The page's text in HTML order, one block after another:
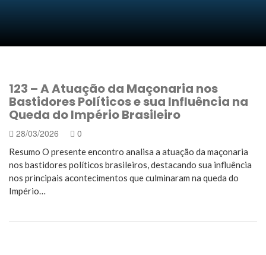
123 – A Atuação da Maçonaria nos
Bastidores Políticos e sua Influência na
Queda do Império Brasileiro
28/03/2026 0
Resumo O presente encontro analisa a atuação da maçonaria
nos bastidores políticos brasileiros, destacando sua influência
nos principais acontecimentos que culminaram na queda do
Império…